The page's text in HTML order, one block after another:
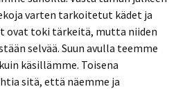
varten tarkoitetut kädet ja
ovat toki tärkeitä, mutta niiden
selvää. Suun avulla teemme
käsillämme. Toisena
sitä, että näemme ja